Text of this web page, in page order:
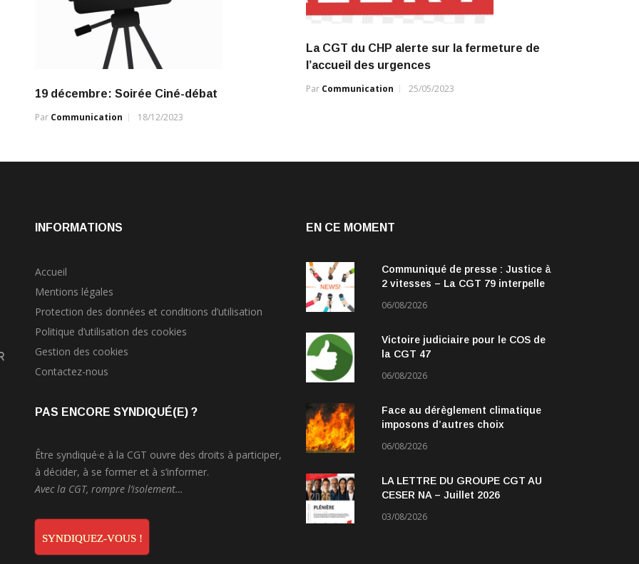
19 décembre: Soirée Ciné-débat
Par Communication 18/12/2023
La CGT du CHP alerte sur la fermeture de
l’accueil des urgences
Par Communication 25/05/2023
INFORMATIONS
Accueil
Mentions légales
Protection des données et conditions d’utilisation
Politique d’utilisation des cookies
Gestion des cookies
Contactez-nous
PAS ENCORE SYNDIQUÉ(E) ?
Être syndiqué·e à la CGT ouvre des droits à participer,
à décider, à se former et à s’informer.
Avec la CGT, rompre l’isolement…
SYNDIQUEZ-VOUS !
EN CE MOMENT
Communiqué de presse : Justice à
2 vitesses – La CGT 79 interpelle
06/08/2026
Victoire judiciaire pour le COS de
la CGT 47
06/08/2026
Face au dérèglement climatique
imposons d’autres choix
06/08/2026
LA LETTRE DU GROUPE CGT AU
CESER NA – Juillet 2026
03/08/2026